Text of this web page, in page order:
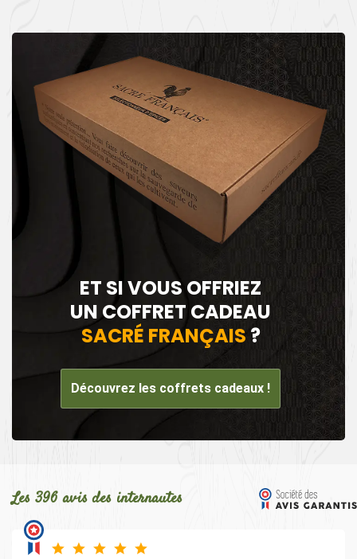
ET SI VOUS OFFRIEZ
UN COFFRET CADEAU
SACRÉ FRANÇAIS ?
Découvrez les coffrets cadeaux !
Les 396 avis des internautes